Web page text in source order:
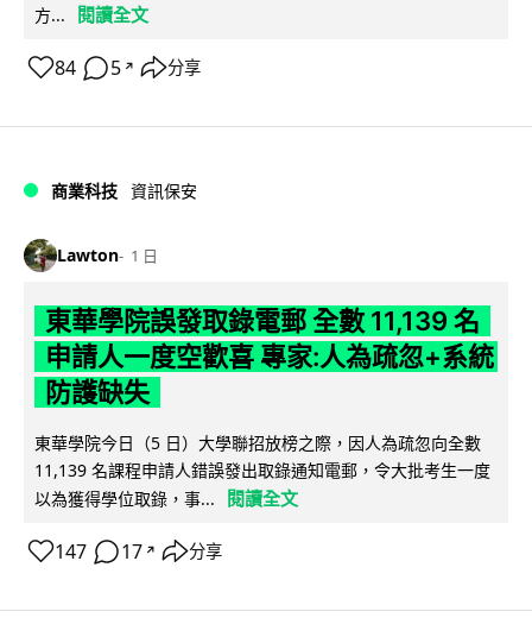
方... 閱讀全文
84 5 ↗ 分享
商業科技 資訊保安
Lawton 1 日
東華學院誤發取錄電郵 全數 11,139 名
申請人一度空歡喜 專家:人為疏忽+系統
防護缺失
東華學院今日（5 日）大學聯招放榜之際，因人為疏忽向全數
11,139 名課程申請人錯誤發出取錄通知電郵，令大批考生一度
以為獲得學位取錄，事...
閱讀全文
147 17 ↗ 分享